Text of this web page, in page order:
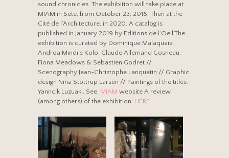
sound chronicles. The exhibition will take place at
MIAM in Sète, from October 23, 2018. Then at the
Cité de l’Architecture, in 2020. A catalog is
published in January 2019 by Editions de l’Oeil.The
exhibition is curated by Dominique Malaquais,
Androa Mindre Kolo, Claude Allemand Cosneau,
Fiona Meadows & Sebastien Godret //
Scenography Jean-Christophe Lanquetin // Graphic
design Nina Stottrup Larsen // Paintings of the titles:
Yanncik Luzuaki. See: MIAM website A review
(among others) of the exhibition: HERE